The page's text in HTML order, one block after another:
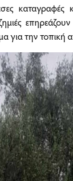
καταγραφές
την τοπική